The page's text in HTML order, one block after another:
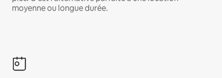
moyenne ou longue durée.